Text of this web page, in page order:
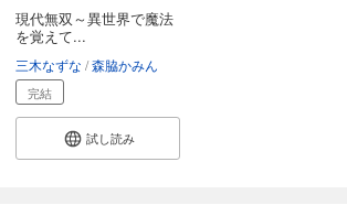
現代無双～異世界で魔法
を覚えて...
三木なずな 森脇かみん
完結
試し読み